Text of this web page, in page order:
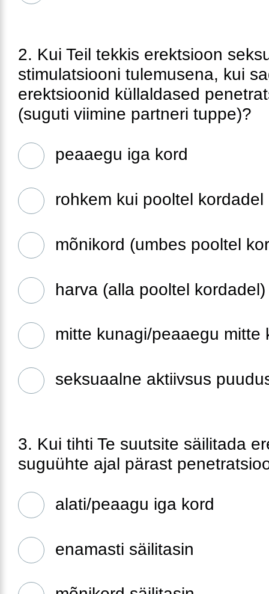
2. Kui Teil tekkis erektsioon
stimulatsiooni tulemusena, kui
erektsioonid küllaldased
(suguti viimine partneri tuppe)?
peaaegu iga kord
rohkem kui pooltel kordadel
mõnikord (umbes pooltel
harva (alla pooltel kordadel)
mitte kunagi/peaaegu mitte
seksuaalne aktiivsus
3. Kui tihti Te suutsite säilitada
suguühte ajal pärast
alati/peaagu iga kord
enamasti säilitasin